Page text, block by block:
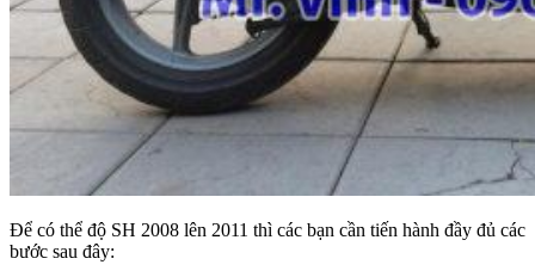
Để có thể độ SH 2008 lên 2011 thì các bạn cần tiến hành đầy đủ các
bước sau đây: